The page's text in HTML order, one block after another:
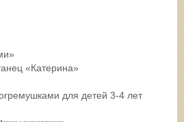
«Катерина»
для детей 3-4 лет